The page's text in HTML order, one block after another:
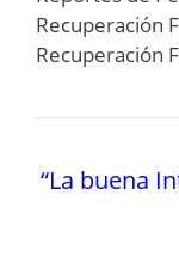
Recuperación
Recuperación
“La buena